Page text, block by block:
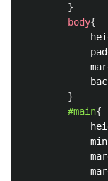
}
body{
}
#main{